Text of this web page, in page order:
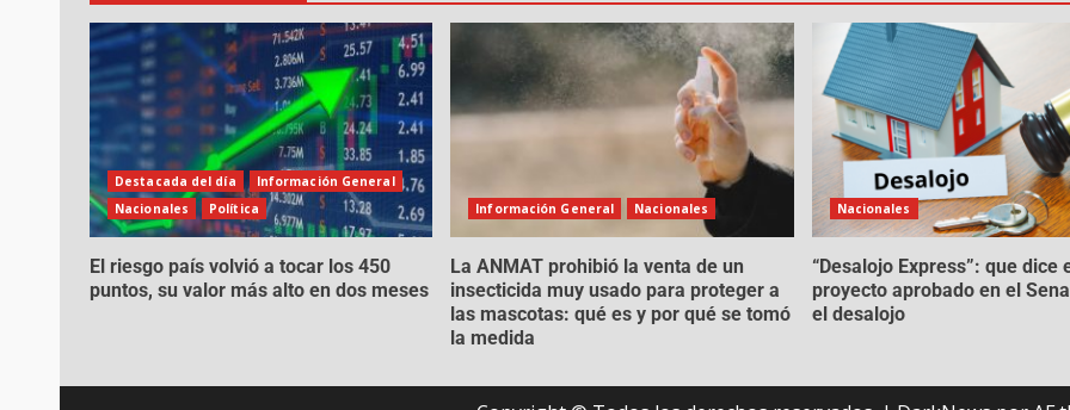
Destacada del día
Información General
Nacionales
Política
El riesgo país volvió a tocar los 450
puntos, su valor más alto en dos meses
Información General Nacionales
La ANMAT prohibió la venta de un
insecticida muy usado para proteger a
las mascotas: qué es y por qué se tomó
la medida
Nacionales
“Desalojo Express”: que dice
proyecto aprobado en el
el desalojo